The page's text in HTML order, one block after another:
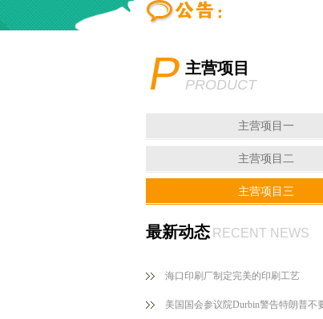
P主营项目
PRODUCT
主营项目一
主营项目二
主营项目三
最新动态 RECENT NEWS
海口印刷厂制定完美的印刷工艺